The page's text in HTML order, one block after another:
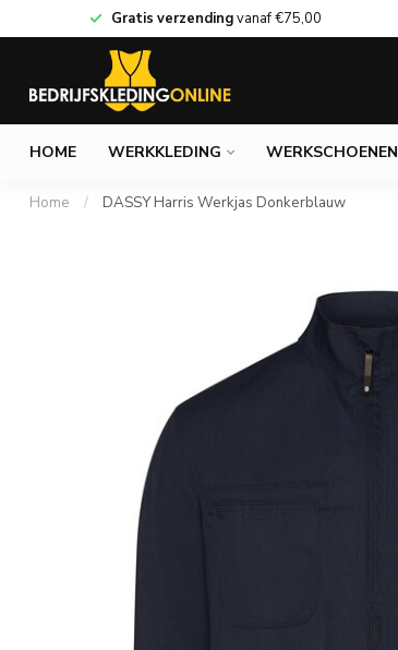
Gratis verzendingvanaf€75,00
HOME WERKKLEDING WERKSCHOENEN
Home / DASSY Harris Werkjas Donkerblauw